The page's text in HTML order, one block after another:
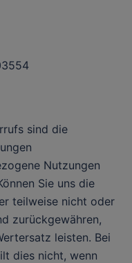
sind die
Nutzungen
Sie uns die
teilweise nicht oder
zurückgewähren,
leisten. Bei
dies nicht, wenn